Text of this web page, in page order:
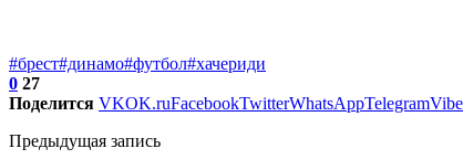
#брест#динамо#футбол#хачериди
0 27
Поделится VKOK.ruFacebookTwitterWhatsAppTelegram
Предыдущая запись